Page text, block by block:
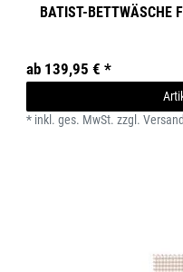
BATIST-BETTWÄSCHE
ab 139,95 € *
* inkl. ges. MwSt. zzgl.